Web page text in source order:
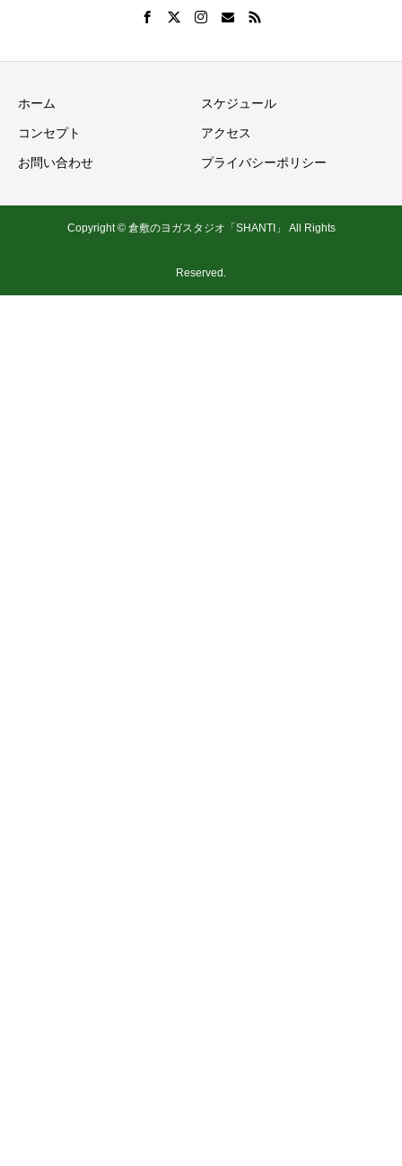
ホーム スケジュール
コンセプト アクセス
お問い合わせ プライバシーポリシー
Copyright © 倉敷のヨガスタジオ「SHANTI」 All Rights
Reserved.